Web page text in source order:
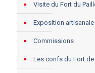
Visite du Fort du
Exposition artisanale
Commissions
Les confs du Fort de